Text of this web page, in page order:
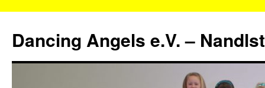
springen
Dancing Angels e.V. –